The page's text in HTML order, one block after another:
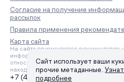
Согласие на получение
рассылок
Правила применения
Карта сайта
На сайте применяются
информации на основе сбора,
относящихся к предпочтениям
находящихся на территории
+7 (495) 157-88-80
Сайт использует ваши
прочие метаданные.
подробнее